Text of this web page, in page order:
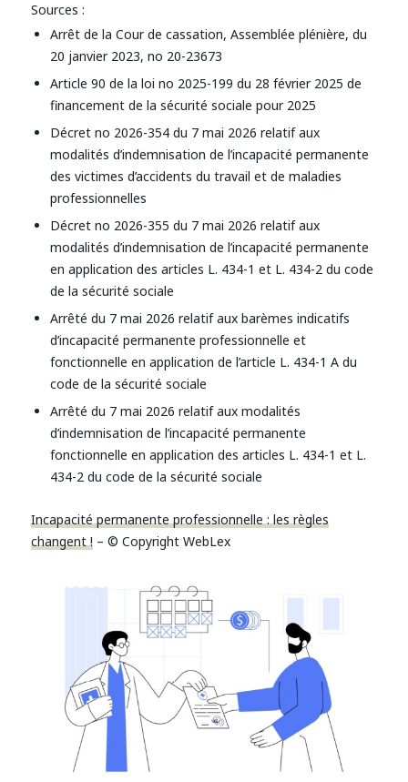
Sources :
Arrêt de la Cour de cassation, Assemblée plénière, du
20 janvier 2023, no 20-23673
Article 90 de la loi no 2025-199 du 28 février 2025 de
financement de la sécurité sociale pour 2025
Décret no 2026-354 du 7 mai 2026 relatif aux
modalités d’indemnisation de l’incapacité permanente
des victimes d’accidents du travail et de maladies
professionnelles
Décret no 2026-355 du 7 mai 2026 relatif aux
modalités d’indemnisation de l’incapacité permanente
en application des articles L. 434-1 et L. 434-2 du code
de la sécurité sociale
Arrêté du 7 mai 2026 relatif aux barèmes indicatifs
d’incapacité permanente professionnelle et
fonctionnelle en application de l’article L. 434-1 A du
code de la sécurité sociale
Arrêté du 7 mai 2026 relatif aux modalités
d’indemnisation de l’incapacité permanente
fonctionnelle en application des articles L. 434-1 et L.
434-2 du code de la sécurité sociale
Incapacité permanente professionnelle : les règles
changent !– © Copyright WebLex